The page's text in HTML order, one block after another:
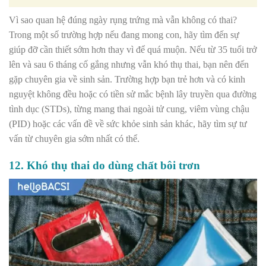
Vì sao quan hệ đúng ngày rụng trứng mà vẫn không có thai?
Trong một số trường hợp nếu đang mong con, hãy tìm đến sự
giúp đỡ cần thiết sớm hơn thay vì để quá muộn. Nếu từ 35 tuổi trở
lên và sau 6 tháng cố gắng nhưng vẫn khó thụ thai, bạn nên đến
gặp chuyên gia về sinh sản. Trường hợp bạn trẻ hơn và có kinh
nguyệt không đều hoặc có tiền sử mắc bệnh lây truyền qua đường
tình dục (STDs), từng mang thai ngoài tử cung, viêm vùng chậu
(PID) hoặc các vấn đề về sức khỏe sinh sản khác, hãy tìm sự tư
vấn từ chuyên gia sớm nhất có thể.
12. Khó thụ thai do dùng chất bôi trơn